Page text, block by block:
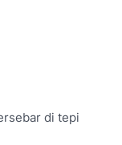
di tepi